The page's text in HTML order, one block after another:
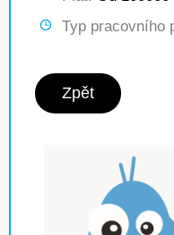
Typ pracovního
Zpět